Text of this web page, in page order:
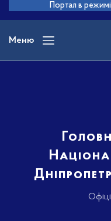
основного
вмісту
Портал в
Меню